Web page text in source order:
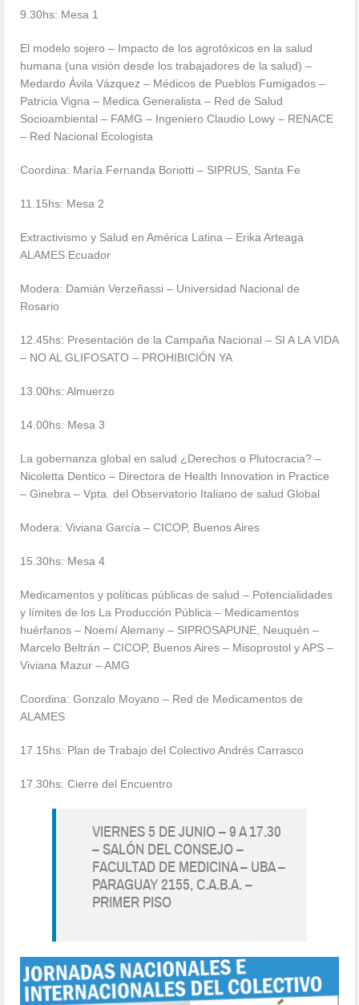
9.30hs: Mesa 1
El modelo sojero – Impacto de los agrotóxicos en la salud
humana (una visión desde los trabajadores de la salud) –
Medardo Ávila Vázquez – Médicos de Pueblos Fumigados –
Patricia Vigna – Medica Generalista – Red de Salud
Socioambiental – FAMG – Ingeniero Claudio Lowy – RENACE
– Red Nacional Ecologista
Coordina: María Fernanda Boriotti – SIPRUS, Santa Fe
11.15hs: Mesa 2
Extractivismo y Salud en América Latina – Erika Arteaga
ALAMES Ecuador
Modera: Damián Verzeñassi – Universidad Nacional de
Rosario
12.45hs: Presentación de la Campaña Nacional – SI A LA VIDA
– NO AL GLIFOSATO – PROHIBICIÓN YA
13.00hs: Almuerzo
14.00hs: Mesa 3
La gobernanza global en salud ¿Derechos o Plutocracia? –
Nicoletta Dentico – Directora de Health Innovation in Practice
– Ginebra – Vpta. del Observatorio Italiano de salud Global
Modera: Viviana García – CICOP, Buenos Aires
15.30hs: Mesa 4
Medicamentos y políticas públicas de salud – Potencialidades
y límites de los La Producción Pública – Medicamentos
huérfanos – Noemí Alemany – SIPROSAPUNE, Neuquén –
Marcelo Beltrán – CICOP, Buenos Aires – Misoprostol y APS –
Viviana Mazur – AMG
Coordina: Gonzalo Moyano – Red de Medicamentos de
ALAMES
17.15hs: Plan de Trabajo del Colectivo Andrés Carrasco
17.30hs: Cierre del Encuentro
VIERNES 5 DE JUNIO – 9 A 17.30
– SALÓN DEL CONSEJO –
FACULTAD DE MEDICINA – UBA –
PARAGUAY 2155, C.A.B.A. –
PRIMER PISO